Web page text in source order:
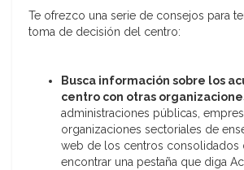
Te ofrezco una serie de consejos para
toma de decisión del centro:
Busca información sobre los
centro con otras
administraciones públicas,
organizaciones sectoriales de
web de los centros consolidados
encontrar una pestaña que diga